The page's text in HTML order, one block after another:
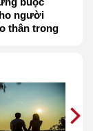
người
thân trong